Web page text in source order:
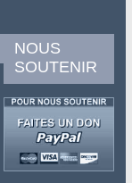
NOUS
SOUTENIR